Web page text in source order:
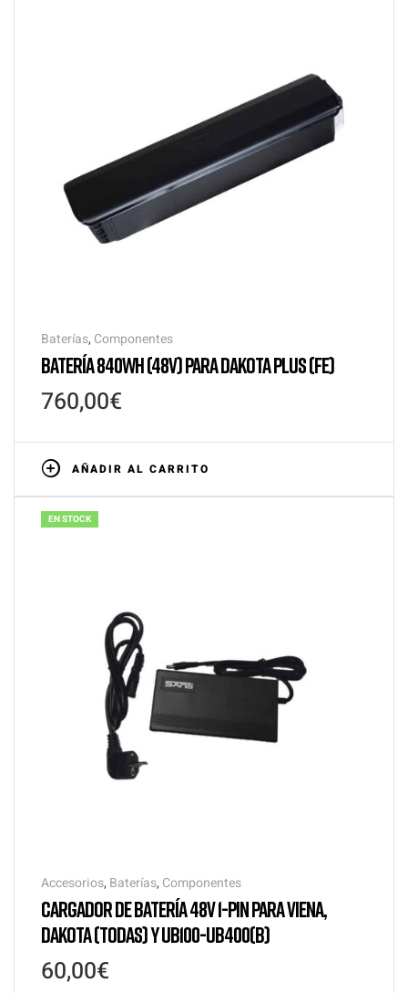
Baterías, Componentes
BATERÍA 840WH (48V) PARA DAKOTA PLUS (FE)
760,00€
AÑADIR AL CARRITO
EN STOCK
Accesorios, Baterías, Componentes
CARGADOR DE BATERÍA 48V 1-PIN PARA VIENA,
DAKOTA (TODAS) Y UB100-UB400(B)
60,00€